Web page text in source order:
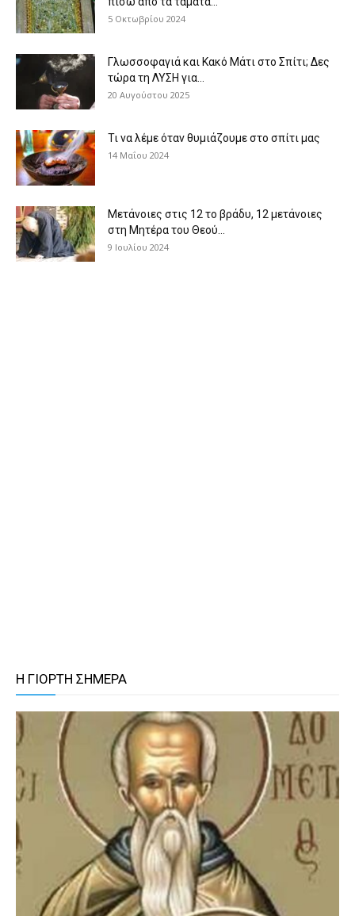
5 Οκτωβρίου 2024
Γλωσσοφαγιά και Κακό Μάτι στο Σπίτι; Δες
τώρα τη ΛΥΣΗ για...
20 Αυγούστου 2025
Τι να λέμε όταν θυμιάζουμε στο σπίτι μας
14 Μαΐου 2024
Μετάνοιες στις 12 το βράδυ, 12 μετάνοιες
στη Μητέρα του Θεού...
9 Ιουλίου 2024
Η ΓΙΟΡΤΗ ΣΗΜΕΡΑ